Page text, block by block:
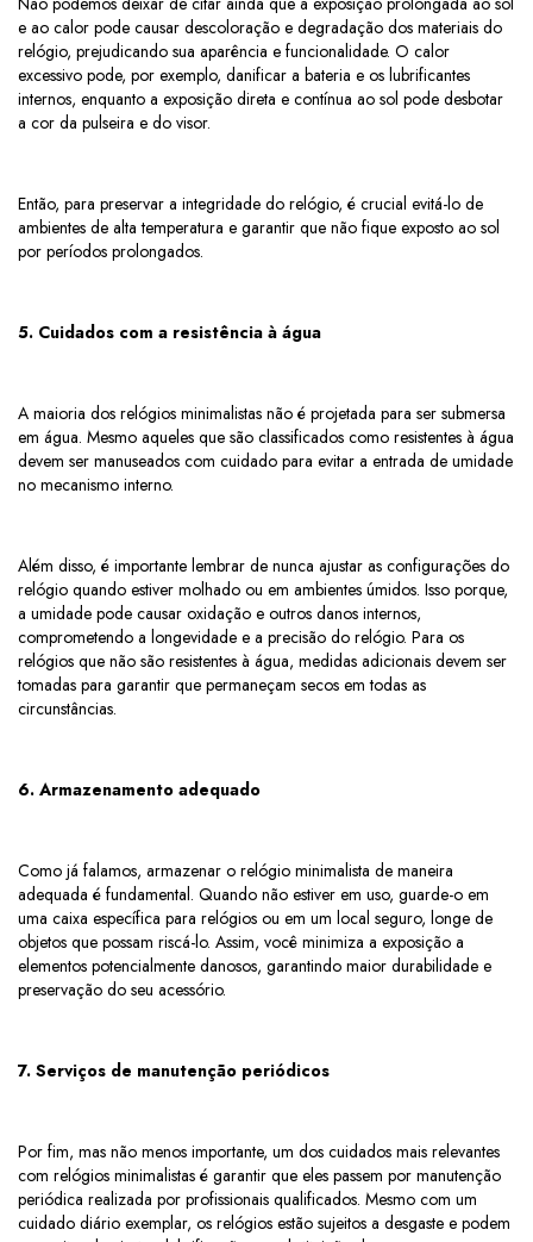
e ao calor pode causar descoloração e degradação dos materiais do
relógio, prejudicando sua aparência e funcionalidade. O calor
excessivo pode, por exemplo, danificar a bateria e os lubrificantes
internos, enquanto a exposição direta e contínua ao sol pode desbotar
a cor da pulseira e do visor.
Então, para preservar a integridade do relógio, é crucial evitá-lo de
ambientes de alta temperatura e garantir que não fique exposto ao sol
por períodos prolongados.
5. Cuidados com a resistência à água
A maioria dos relógios minimalistas não é projetada para ser submersa
em água. Mesmo aqueles que são classificados como resistentes à água
devem ser manuseados com cuidado para evitar a entrada de umidade
no mecanismo interno.
Além disso, é importante lembrar de nunca ajustar as configurações do
relógio quando estiver molhado ou em ambientes úmidos. Isso porque,
a umidade pode causar oxidação e outros danos internos,
comprometendo a longevidade e a precisão do relógio. Para os
relógios que não são resistentes à água, medidas adicionais devem ser
tomadas para garantir que permaneçam secos em todas as
circunstâncias.
6. Armazenamento adequado
Como já falamos, armazenar o relógio minimalista de maneira
adequada é fundamental. Quando não estiver em uso, guarde-o em
uma caixa específica para relógios ou em um local seguro, longe de
objetos que possam riscá-lo. Assim, você minimiza a exposição a
elementos potencialmente danosos, garantindo maior durabilidade e
preservação do seu acessório.
7. Serviços de manutenção periódicos
Por fim, mas não menos importante, um dos cuidados mais relevantes
com relógios minimalistas é garantir que eles passem por manutenção
periódica realizada por profissionais qualificados. Mesmo com um
cuidado diário exemplar, os relógios estão sujeitos a desgaste e podem